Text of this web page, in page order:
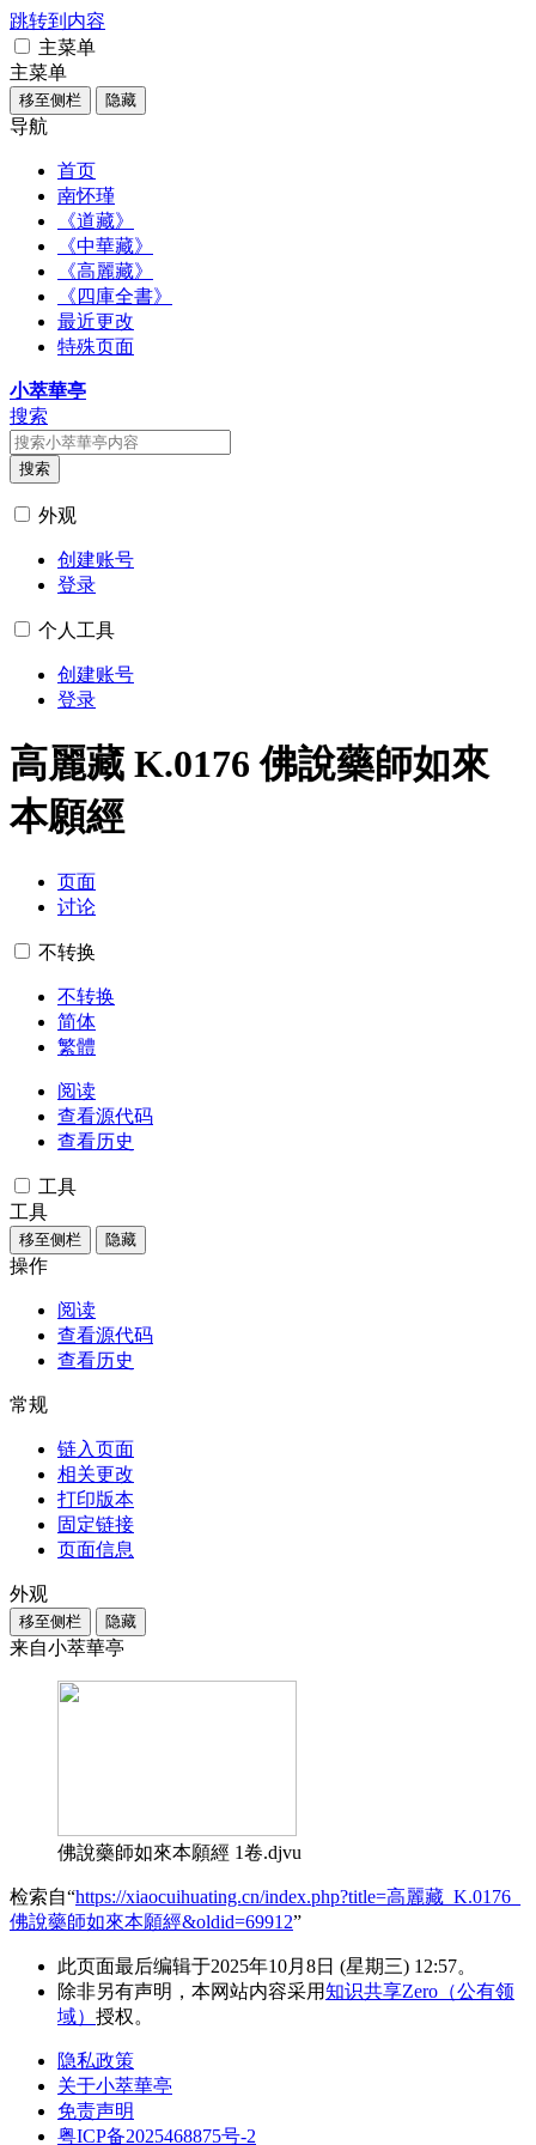
跳转到内容
主菜单
主菜单
移至侧栏 隐藏
导航
首页
南怀瑾
《道藏》
《中華藏》
《高麗藏》
《四庫全書》
最近更改
特殊页面
小萃華亭
搜索
搜索
外观
创建账号
登录
个人工具
创建账号
登录
高麗藏 K.0176 佛說藥師如來
本願經
页面
讨论
不转换
不转换
简体
繁體
阅读
查看源代码
查看历史
工具
工具
移至侧栏 隐藏
操作
阅读
查看源代码
查看历史
常规
链入页面
相关更改
打印版本
固定链接
页面信息
外观
移至侧栏 隐藏
来自小萃華亭
佛說藥師如來本願經 1卷.djvu
检索自“https://xiaocuihuating.cn/index.php?title=高麗藏_K.0176_
佛說藥師如來本願經&oldid=69912”
此页面最后编辑于2025年10月8日 (星期三) 12:57。
除非另有声明，本网站内容采用知识共享Zero（公有领
域） 授权。
隐私政策
关于小萃華亭
免责声明
粤ICP备2025468875号-2